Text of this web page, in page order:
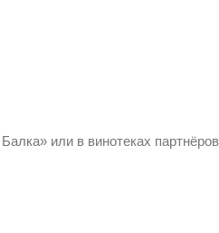
или в винотеках партнёров